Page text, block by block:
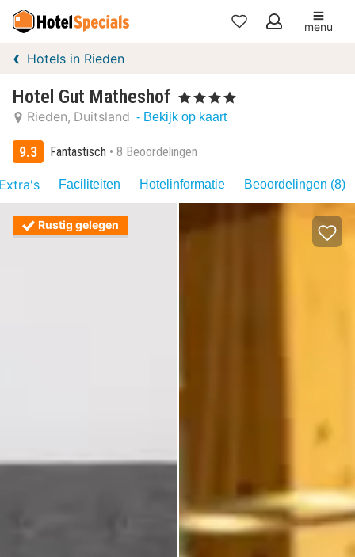
Mijn
menu
Hotels in Rieden
Hotel Gut Matheshof , 4 Sterren
Rieden Duitsland - Bekijk op kaart
9.3 Fantastisch 8 Beoordelingen
Faciliteiten Hotelinformatie Beoordelingen (8)
Rustig gelegen